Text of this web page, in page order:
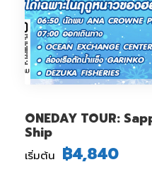
ONEDAY TOUR:
Ship
เริ่มต้น ฿4,840